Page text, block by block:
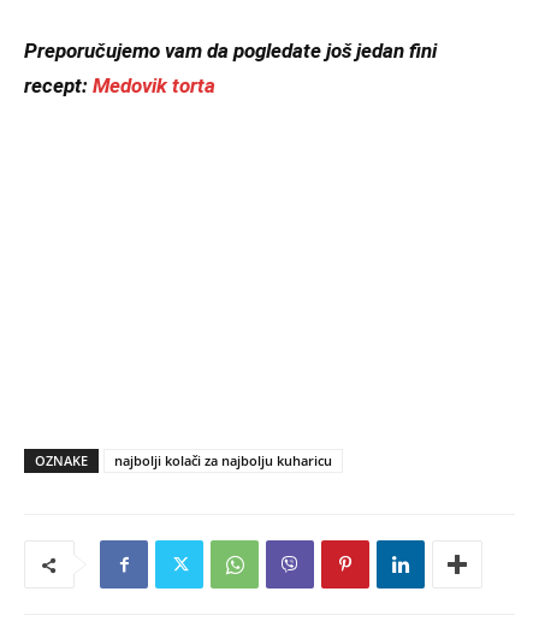
Preporučujemo vam da pogledate još jedan fini
recept: Medovik torta
OZNAKE najbolji kolači za najbolju kuharicu